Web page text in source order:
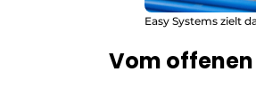
Easy Systems zielt
Vom